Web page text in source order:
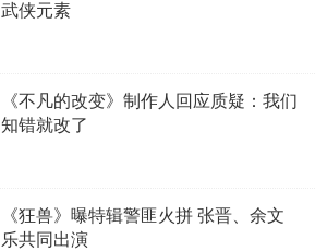
武侠元素
《不凡的改变》制作人回应质疑：我们
知错就改了
《狂兽》曝特辑警匪火拼 张晋、余文
乐共同出演